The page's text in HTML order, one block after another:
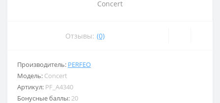
Отзывы: (0)
Производитель: PERFEO
Модель: Concert
Артикул: PF_A4340
Бонусные баллы:20